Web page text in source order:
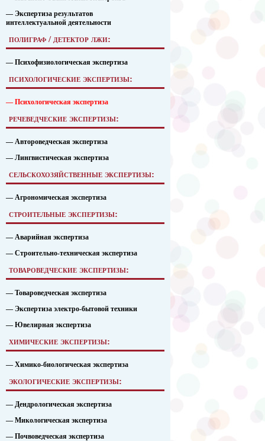
— Экспертиза результатов
интеллектуальной деятельности
полиграф / детектор лжи:
— Психофизиологическая экспертиза
психологические экспертизы:
— Психологическая экспертиза
речеведческие экспертизы:
— Автороведческая экспертиза
— Лингвистическая экспертиза
сельскохозяйственные экспертизы:
— Агрономическая экспертиза
строительные экспертизы:
— Аварийная экспертиза
— Строительно-техническая экспертиза
товароведческие экспертизы:
— Товароведческая экспертиза
— Экспертиза электро-бытовой техники
— Ювелирная экспертиза
химические экспертизы:
— Химико-биологическая экспертиза
экологические экспертизы:
— Дендрологическая экспертиза
— Микологическая экспертиза
— Почвоведческая экспертиза